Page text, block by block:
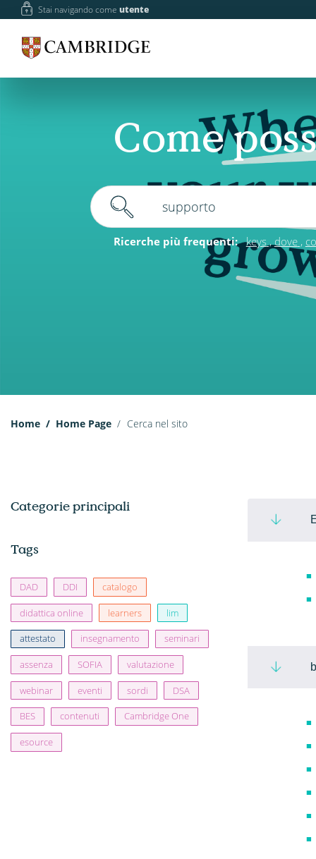
Stai navigando comeutente
Come
Ricerche più frequenti: keys dove
Home Home Page Cerca nel sito
Categorie principali
Tags
DAD DDI catalogo
didattica online learners lim
attestato insegnamento seminari
assenza SOFIA valutazione
webinar eventi sordi DSA
BES contenuti Cambridge One
esource